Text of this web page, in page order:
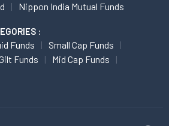
Nippon India Mutual Funds
:
Funds
Small Cap Funds
Funds
Mid Cap Funds